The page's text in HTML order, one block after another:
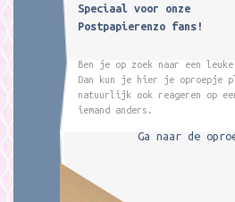
Speciaal voor onze
Postpapierenzo fans!
Ben je op zoek naar een
Dan kun je hier je oproepje
natuurlijk ook reageren op
iemand anders.
Ga naar de